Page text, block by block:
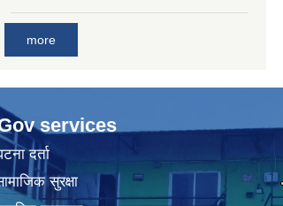
more
services
दर्ता
सुरक्षा